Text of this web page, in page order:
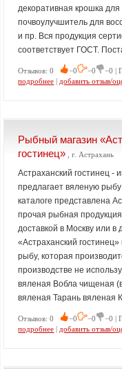
декоративная крошка
почвоулучшитель для
и пр. Вся продукция
соответствует ГОСТ.
Отзывов: 0 −0 −0 −0 |
подробнее | добавить отзыв/
Рыбный магазин
гостинец» , г. Астрахань
Астраханский гостинец -
предлагает вяленую
каталоге представлена
прочая рыбная
доставкой в Москву или в
«Астраханский
рыбу, которая
производстве не
вяленая Вобла чищеная
вяленая Тарань вяленая
Отзывов: 0 −0 −0 −0 |
подробнее | добавить отзыв/